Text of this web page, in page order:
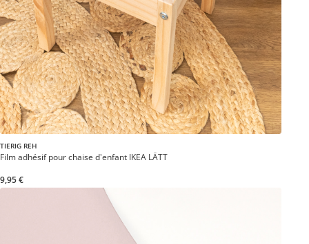
TIERIG REH
Film adhésif pour chaise d'enfant IKEA LÄTT
9,95 €